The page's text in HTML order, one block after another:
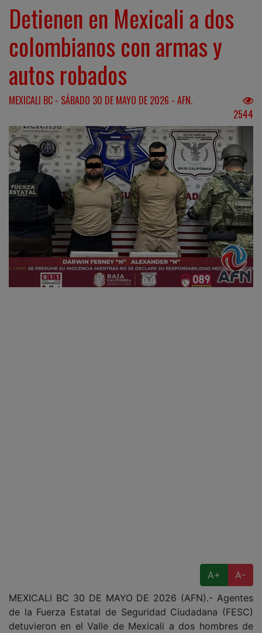
Detienen en Mexicali a dos
colombianos con armas y
autos robados
MEXICALI BC - SÁBADO 30 DE MAYO DE 2026 - AFN.
2544
A+
A-
MEXICALI BC 30 DE MAYO DE 2026 (AFN).- Agentes
de la Fuerza Estatal de Seguridad Ciudadana (FESC)
detuvieron en el Valle de Mexicali a dos hombres de